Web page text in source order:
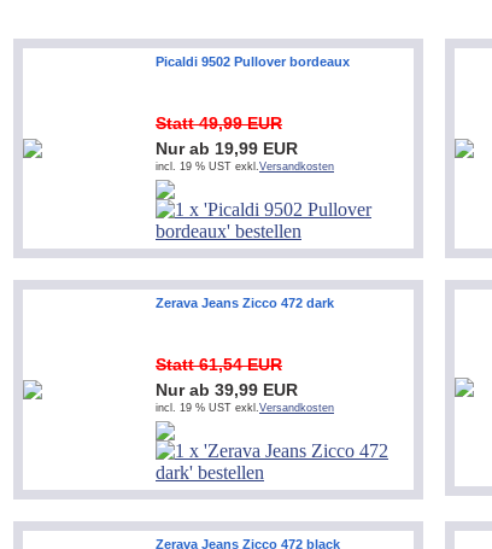
Picaldi 9502 Pullover bordeaux
Statt 49,99 EUR
Nur ab 19,99 EUR
incl. 19 % UST exkl.Versandkosten
Zerava Jeans Zicco 472 dark
Statt 61,54 EUR
Nur ab 39,99 EUR
incl. 19 % UST exkl.Versandkosten
Zerava Jeans Zicco 472 black